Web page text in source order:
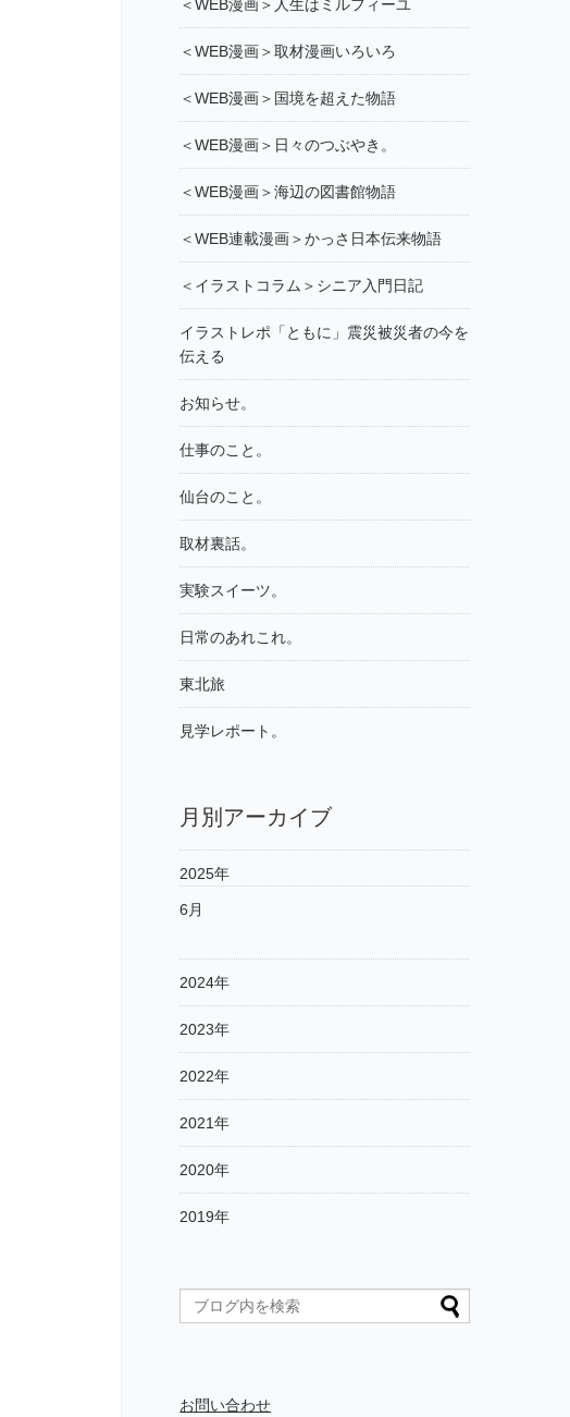
＜WEB漫画＞人生はミルフィーユ
＜WEB漫画＞取材漫画いろいろ
＜WEB漫画＞国境を超えた物語
＜WEB漫画＞日々のつぶやき。
＜WEB漫画＞海辺の図書館物語
＜WEB連載漫画＞かっさ日本伝来物語
＜イラストコラム＞シニア入門日記
イラストレポ「ともに」震災被災者の今を
伝える
お知らせ。
仕事のこと。
仙台のこと。
取材裏話。
実験スイーツ。
日常のあれこれ。
東北旅
見学レポート。
月別アーカイブ
2025年
6月
2024年
2023年
2022年
2021年
2020年
2019年
お問い合わせ